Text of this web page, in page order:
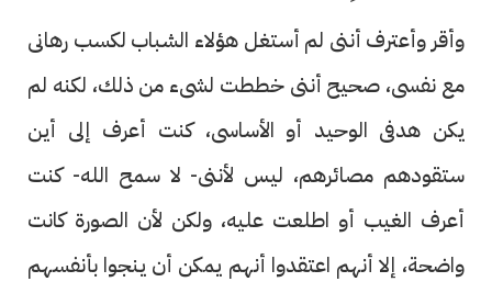
وأقر وأعترف أننى لم أستغل هؤلاء الشباب لكسب رهانى
مع نفسى، صحيح أننى خططت لشىء من ذلك، لكنه لم
يكن هدفى الوحيد أو الأساسى، كنت أعرف إلى أين
ستقودهم مصائرهم، ليس لأننى- لا سمح الله- كنت
أعرف الغيب أو اطلعت عليه، ولكن لأن الصورة كانت
واضحة، إلا أنهم اعتقدوا أنهم يمكن أن ينجوا بأنفسهم